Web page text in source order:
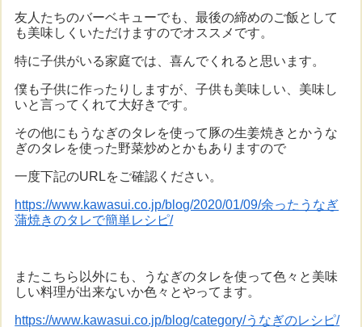
友人たちのバーベキューでも、最後の締めのご飯として
も美味しくいただけますのでオススメです。
特に子供がいる家庭では、喜んでくれると思います。
僕も子供に作ったりしますが、子供も美味しい、美味し
いと言ってくれて大好きです。
その他にもうなぎのタレを使って豚の生姜焼きとかうな
ぎのタレを使った野菜炒めとかもありますので
一度下記のURLをご確認ください。
https://www.kawasui.co.jp/blog/2020/01/09/余ったうなぎ
蒲焼きのタレで簡単レシピ/
またこちら以外にも、うなぎのタレを使って色々と美味
しい料理が出来ないか色々とやってます。
https://www.kawasui.co.jp/blog/category/うなぎのレシピ/